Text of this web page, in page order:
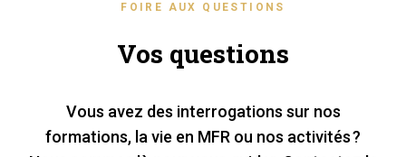
FOIRE AUX QUESTIONS
Vos questions
Vous avez des interrogations sur nos
formations, la vie en MFR ou nos activités ?